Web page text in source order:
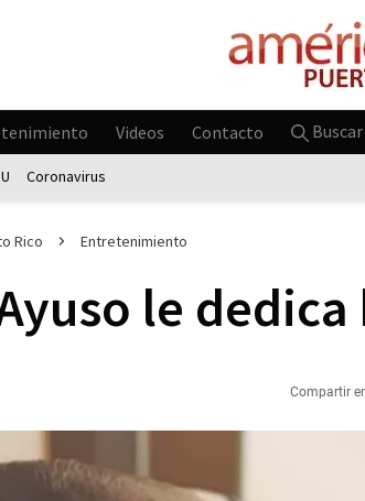
Videos Contacto Buscar
Coronavirus
Rico Entretenimiento
le
Compartir